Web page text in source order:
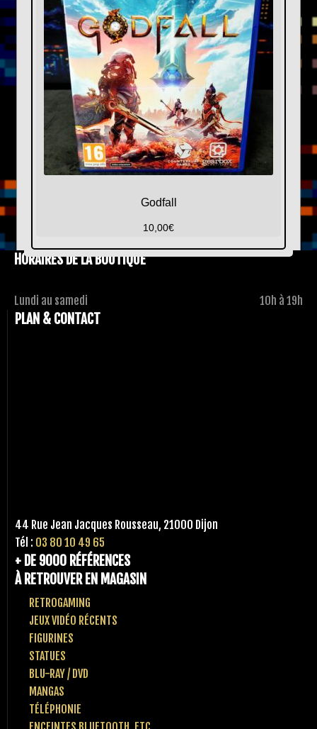
Godfall
10,00€
HORAIRES DE LA BOUTIQUE
Lundi au samedi 10h à 19h
PLAN & CONTACT
44 Rue Jean Jacques Rousseau, 21000 Dijon
Tél : 03 80 10 49 65
+ DE 9000 RÉFÉRENCES
À RETROUVER EN MAGASIN
RETROGAMING
JEUX VIDÉO RÉCENTS
FIGURINES
STATUES
BLU-RAY / DVD
MANGAS
TÉLÉPHONIE